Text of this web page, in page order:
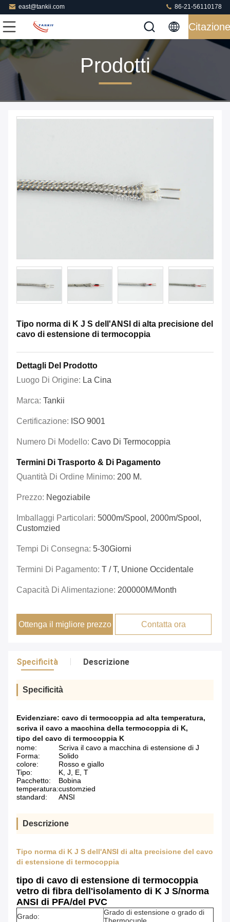
east@tankii.com 86-21-56110178
Citazione
Prodotti
Tipo norma di K J S dell'ANSI di alta precisione del
cavo di estensione di termocoppia
Dettagli Del Prodotto
Luogo Di Origine: La Cina
Marca: Tankii
Certificazione: ISO 9001
Numero Di Modello: Cavo Di Termocoppia
Termini Di Trasporto & Di Pagamento
Quantità Di Ordine Minimo: 200 M.
Prezzo: Negoziabile
Imballaggi Particolari: 5000m/spool, 2000m/spool,
Customzied
Tempi Di Consegna: 5-30Giorni
Termini Di Pagamento: T / T, Unione Occidentale
Capacità Di Alimentazione: 200000M/month
Ottenga il migliore prezzo Contatta ora
Specificità Descrizione
Specificità
Evidenziare: cavo di termocoppia ad alta temperatura,
scriva il cavo a macchina della termocoppia di K,
tipo del cavo di termocoppia K
nome:
Scriva il cavo a macchina di estensione di J
Forma:
Solido
colore:
Rosso e giallo
Tipo:
K, J, E, T
Pacchetto:
Bobina
temperatura:customzied
standard:
ANSI
Descrizione
Tipo norma di K J S dell'ANSI di alta precisione del cavo
di estensione di termocoppia
tipo di cavo di estensione di termocoppia
vetro di fibra dell'isolamento di K J S/norma
ANSI di PFA/del PVC
Grado:
Grado di estensione o grado di